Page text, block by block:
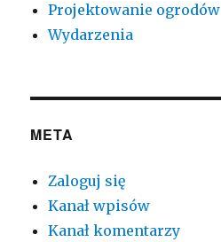
Projektowanie ogrodów
Wydarzenia
META
Zaloguj się
Kanał wpisów
Kanał komentarzy